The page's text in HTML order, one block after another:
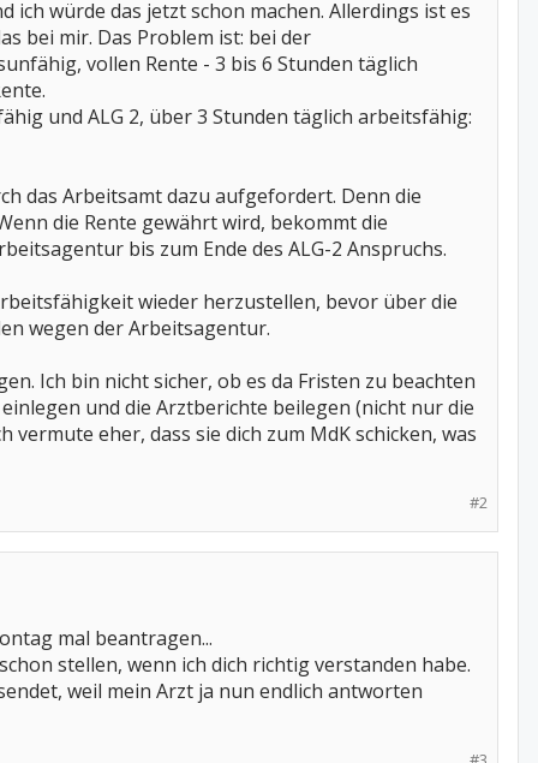
ich würde das jetzt schon machen. Allerdings ist es
bei mir. Das Problem ist: bei der
vollen Rente - 3 bis 6 Stunden täglich
und ALG 2, über 3 Stunden täglich arbeitsfähig:
das Arbeitsamt dazu aufgefordert. Denn die
die Rente gewährt wird, bekommt die
bis zum Ende des ALG-2 Anspruchs.
wieder herzustellen, bevor über die
wegen der Arbeitsagentur.
Ich bin nicht sicher, ob es da Fristen zu beachten
und die Arztberichte beilegen (nicht nur die
eher, dass sie dich zum MdK schicken, was
#2
mal beantragen...
stellen, wenn ich dich richtig verstanden habe.
weil mein Arzt ja nun endlich antworten